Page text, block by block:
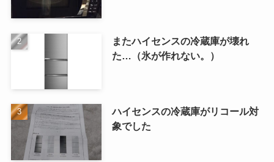
またハイセンスの冷蔵庫が壊れ
た…（氷が作れない。）
ハイセンスの冷蔵庫がリコール対
象でした